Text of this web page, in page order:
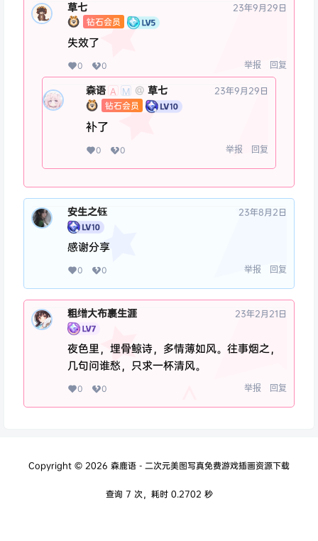
草七
钻石会员
23年9月29日
失效了
0 0 举报 回复
森语 A M @ 草七
钻石会员
23年9月29日
补了
0 0 举报 回复
安生之钰 23年8月2日
感谢分享
0 0 举报 回复
粗缯大布裹生涯 23年2月21日
夜色里，埋骨鲸诗，多情薄如风。往事烟之，
几句问谁愁，只求一杯清风。
0 0 举报 回复
Copyright © 2026 森鹿语 - 二次元美图写真免费游戏插画资源下载
查询 7 次，耗时 0.2702 秒